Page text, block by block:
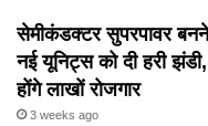
सेमीकंडक्टर सुपरपावर
नई यूनिट्स को दी हरी
होंगे लाखों रोजगार
3 weeks ago